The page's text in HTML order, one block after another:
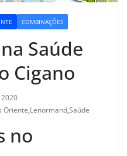
COMBINAÇÕES
Saúde
Cigano
Oriente,Lenormand,Saúde
no